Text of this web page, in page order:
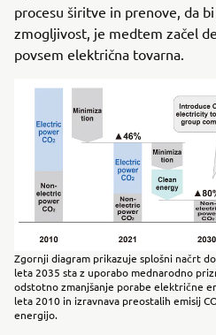
procesu širitve in prenove, da
zmogljivost, je medtem začel
povsem električna tovarna.
Zgornji diagram prikazuje splošni načrt
leta 2035 sta z uporabo mednarodno
odstotno zmanjšanje porabe električne
leta 2010 in izravnava preostalih emisij
energijo.